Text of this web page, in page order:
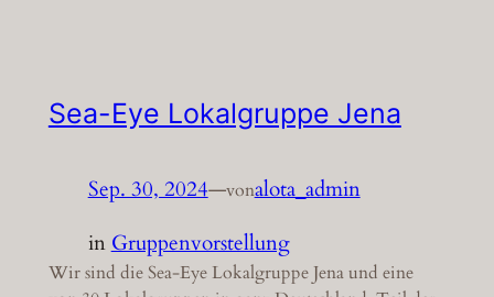
Sea-Eye Lokalgruppe Jena
Sep. 30, 2024—vonalota_admin
in Gruppenvorstellung
Wir sind die Sea-Eye Lokalgruppe Jena und eine